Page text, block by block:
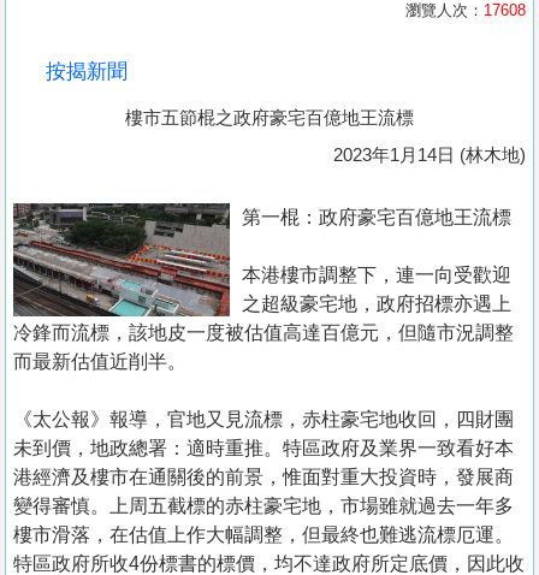
置
業
手
冊
於
我
們
瀏覽人次： 17608
按揭新聞
樓市五節棍之政府豪宅百億地王流標
2023年1月14日 (林木地)
第一棍：政府豪宅百億地王流標
本港樓市調整下，連一向受歡迎
之超級豪宅地，政府招標亦遇上
冷鋒而流標，該地皮一度被估值高達百億元，但隨市況調整
而最新估值近削半。
《太公報》報導，官地又見流標，赤柱豪宅地收回，四財團
未到價，地政總署：適時重推。特區政府及業界一致看好本
港經濟及樓市在通關後的前景，惟面對重大投資時，發展商
變得審慎。上周五截標的赤柱豪宅地，市場雖就過去一年多
樓市滑落，在估值上作大幅調整，但最終也難逃流標厄運。
特區政府所收4份標書的標價，均不達政府所定底價，因此收